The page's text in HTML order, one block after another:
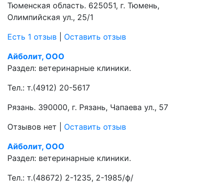
Тюменская область. 625051, г. Тюмень,
Олимпийская ул., 25/1
Есть 1 отзыв
Оставить отзыв
Айболит, ООО
Раздел: ветеринарные клиники.
Тел.: т.(4912) 20-5617
Рязань. 390000, г. Рязань, Чапаева ул., 57
Отзывов нет
Оставить отзыв
Айболит, ООО
Раздел: ветеринарные клиники.
Тел.: т.(48672) 2-1235, 2-1985/ф/